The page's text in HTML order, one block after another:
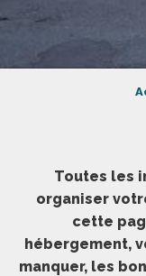
Toutes les
organiser
cette
hébergement,
manquer, les